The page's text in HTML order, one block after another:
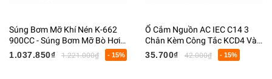
Súng Bơm Mỡ Khí Nén K-662
900CC - Súng Bơm Mỡ Bò Hơi
Cầm Tay - Bộ Bơm Mỡ Kèm
1.037.850₫ 1.221.000₫ - 15%
Ổ Cắm Nguồn AC IEC C14 3
Chân Kèm Công Tắc KCD4 Và
Cầu Chì 250V 10A
35.700₫ 42.000₫ - 15%